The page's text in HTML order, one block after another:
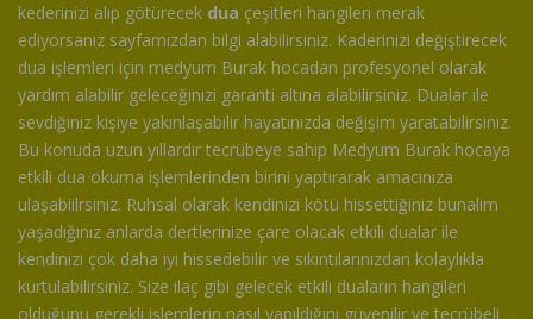
kederinizi alıp götürecek dua çeşitleri hangileri merak
ediyorsanız sayfamızdan bilgi alabilirsiniz. Kaderinizi değiştirecek
dua işlemleri için medyum Burak hocadan profesyonel olarak
yardım alabilir geleceğinizi garanti altına alabilirsiniz. Dualar ile
sevdiğiniz kişiye yakınlaşabilir hayatınızda değişim yaratabilirsiniz.
Bu konuda uzun yıllardır tecrübeye sahip Medyum Burak hocaya
etkili dua okuma işlemlerinden birini yaptırarak amacınıza
ulaşabiilrsiniz. Ruhsal olarak kendinizi kötü hissettiğiniz bunalım
yaşadığınız anlarda dertlerinize çare olacak etkili dualar ile
kendinizi çok daha iyi hissedebilir ve sıkıntılarınızdan kolaylıkla
kurtulabilirsiniz. Size ilaç gibi gelecek etkili duaların hangileri
olduğunu gerekli işlemlerin nasıl yapıldığını güvenilir ve tecrübeli